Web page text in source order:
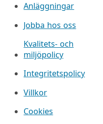
Anläggningar
Jobba hos oss
Kvalitets- och
miljöpolicy
Integritetspolicy
Villkor
Cookies